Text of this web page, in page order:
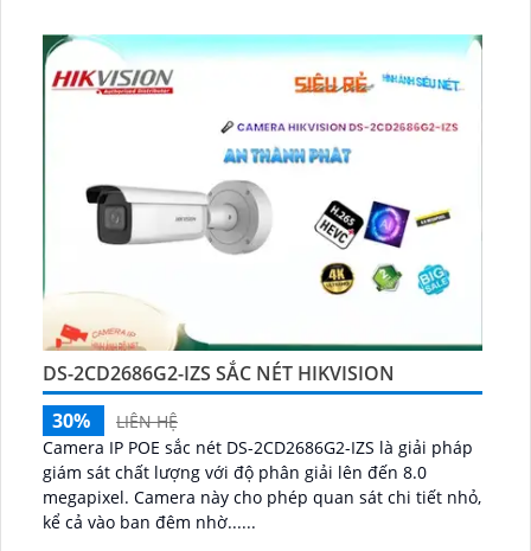
DS-2CD2686G2-IZS SẮC NÉT HIKVISION
30%
LIÊN HỆ
Camera IP POE sắc nét DS-2CD2686G2-IZS là giải pháp
giám sát chất lượng với độ phân giải lên đến 8.0
megapixel. Camera này cho phép quan sát chi tiết nhỏ,
kể cả vào ban đêm nhờ......